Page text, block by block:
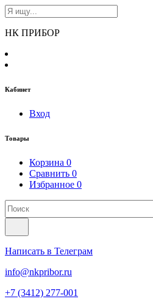
НК ПРИБОР
Кабинет
Вход
Товары
Корзина 0
Сравнить 0
Избранное 0
Написать в Телеграм
info@nkpribor.ru
+7 (3412) 277-001